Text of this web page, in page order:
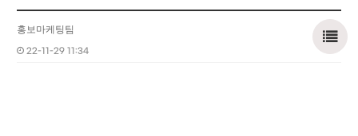
홍보마케팅팀
22-11-29 11:34